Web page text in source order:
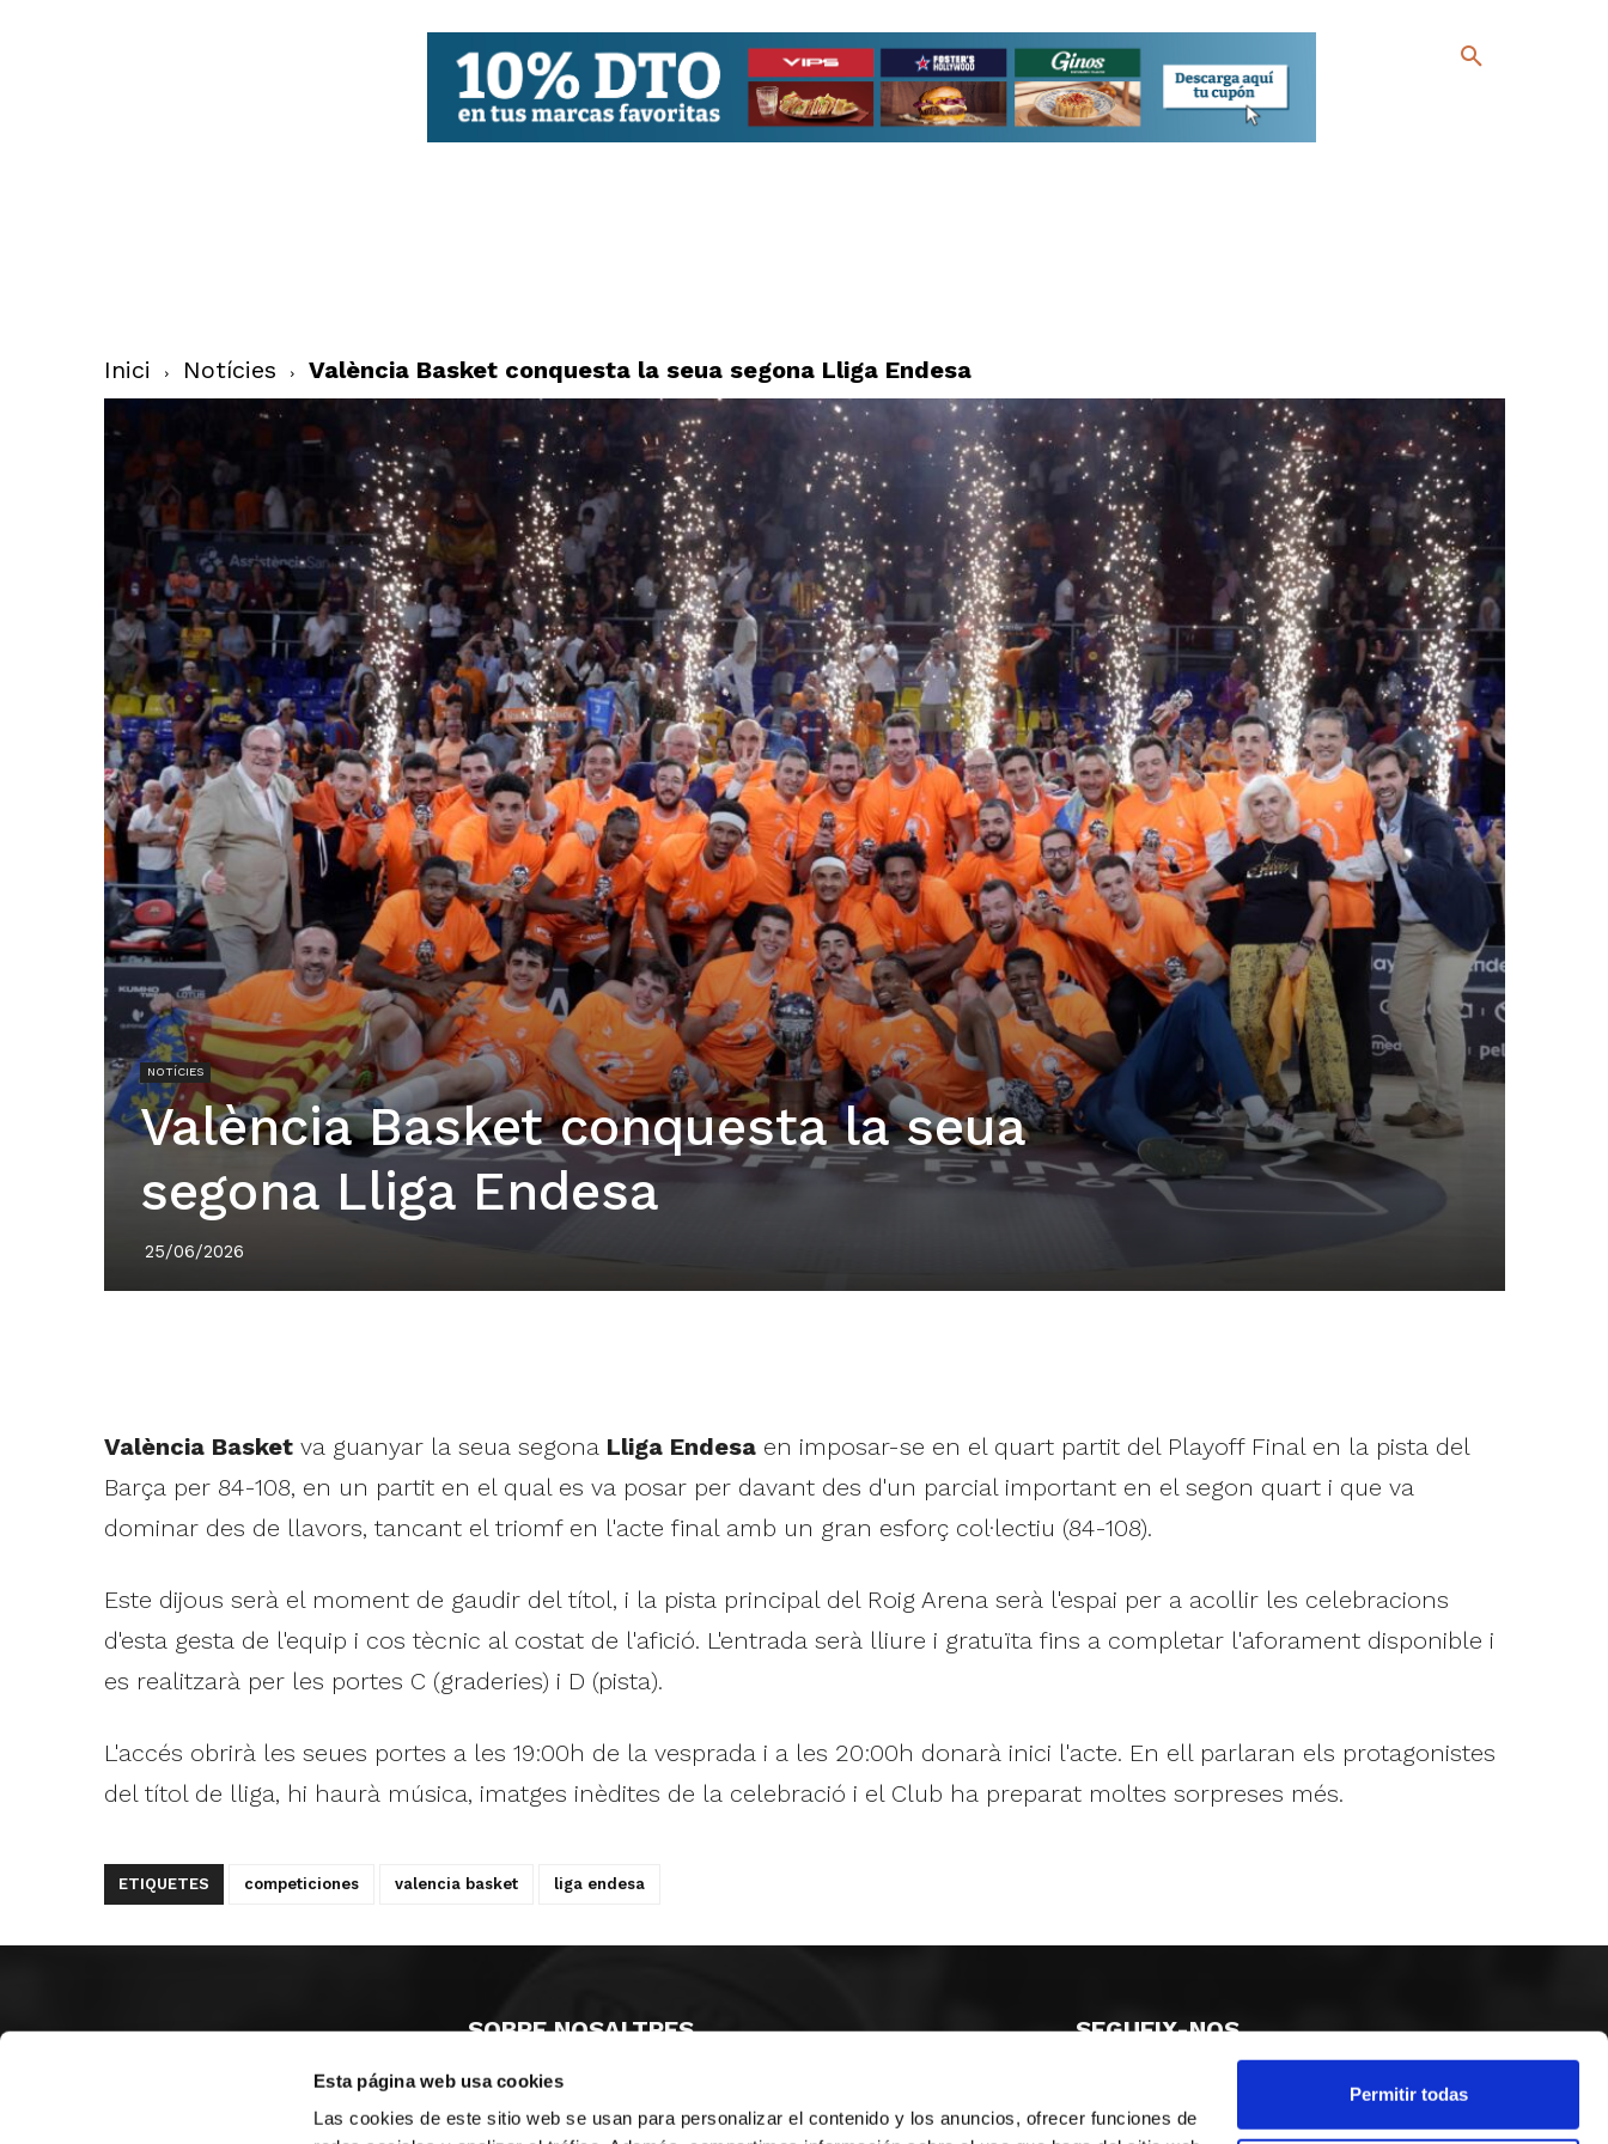
Esta página web usa cookies
Las cookies de este sitio web se usan para personalizar el contenido y los anuncios, ofrecer funciones de
Permitir todas
Inici Notícies València Basket conquesta la seua segona Lliga Endesa
NOTÍCIES
València Basket conquesta la seua
segona Lliga Endesa
25/06/2026
València Basketva guanyar la seua segona Lliga Endesaen imposar-se en el quart partit del Playoff Final en la pista del
Barça per 84-108, en un partit en el qual es va posar per davant des d'un parcial important en el segon quart i que va
dominar des de llavors, tancant el triomf en l'acte final amb un gran esforç col·lectiu (84-108).
Este dijous serà el moment de gaudir del títol, i la pista principal del Roig Arena serà l'espai per a acollir les celebracions
d'esta gesta de l'equip i cos tècnic al costat de l'afició. L'entrada serà lliure i gratuïta fins a completar l'aforament disponible i
es realitzarà per les portes C (graderies) i D (pista).
L'accés obrirà les seues portes a les 19:00h de la vesprada i a les 20:00h donarà inici l'acte. En ell parlaran els protagonistes
del títol de lliga, hi haurà música, imatges inèdites de la celebració i el Club ha preparat moltes sorpreses més.
ETIQUETES competiciones valencia basket liga endesa
SOBRE NOSALTRES
CASTELLÓ
VALÈNCIA
MONESTIR DE POBLET 14 1ª 3º
ALACANT
CIUDAD DE MATANZAS 12
SEGUEIX-NOS